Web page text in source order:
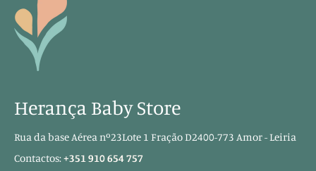
Herança Baby Store
Rua da base Aérea nº23Lote 1 Fração D2400-773 Amor - Leiria
Contactos:+351 910 654 757